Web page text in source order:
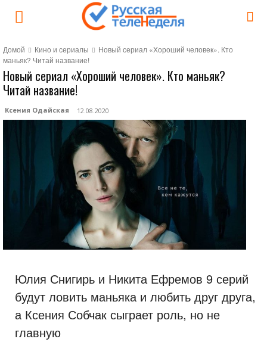
Домой Кино и сериалы
Новый сериал «Хороший человек». Кто
маньяк? Читай название!
Новый сериал «Хороший человек». Кто маньяк?
Читай название!
Ксения Одайская 12.08.2020
Юлия Снигирь и Никита Ефремов 9 серий
будут ловить маньяка и любить друг друга,
а Ксения Собчак сыграет роль, но не
главную